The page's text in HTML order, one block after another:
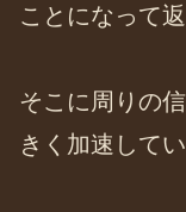
ことになって
そこに周りの
きく加速してい